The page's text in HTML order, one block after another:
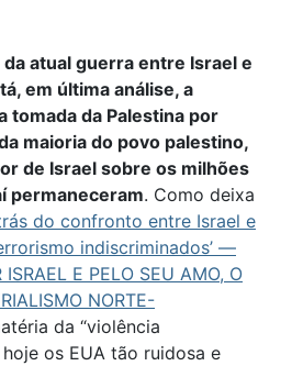
atual guerra entre Israel e
em última análise, a
tomada da Palestina por
maioria do povo palestino,
de Israel sobre os milhões
permaneceram. Como deixa
do confronto entre Israel e
indiscriminados’ —
ISRAEL E PELO SEU AMO, O
NORTE-
da “violência
os EUA tão ruidosa e